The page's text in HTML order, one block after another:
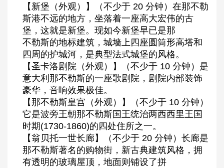
【新堡（外观）】（不少于 20 分钟）在那不勒
斯港不远的地方，坐落着一座高大宏伟的古
堡，这就是新堡。现如今新堡早已是那
不勒斯的地标建筑，城墙上四座圆筒形高塔和
四周的护城河，是典型法式城堡的风格。
【圣卡洛剧院（外观）】（不少于 10 分钟）是
意大利那不勒斯的一座歌剧院，剧院内部装饰
豪华，音响效果极佳。
【那不勒斯皇宫（外观）】（不少于 10 分钟）
它是波旁王朝那不勒斯国王统治两西西里王国
时期(1730-1860)的四处住所之一。
【翁贝托一世长廊】（不少于 20 分钟）长廊是
那不勒斯著名的购物街，新古典建筑风格，拥
有透明的玻璃屋顶，地面则铺设了拼